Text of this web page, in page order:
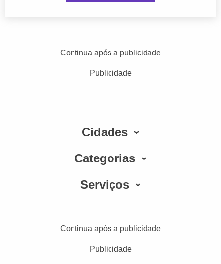
Continua após a publicidade
Publicidade
Cidades
Categorias
Serviços
Continua após a publicidade
Publicidade